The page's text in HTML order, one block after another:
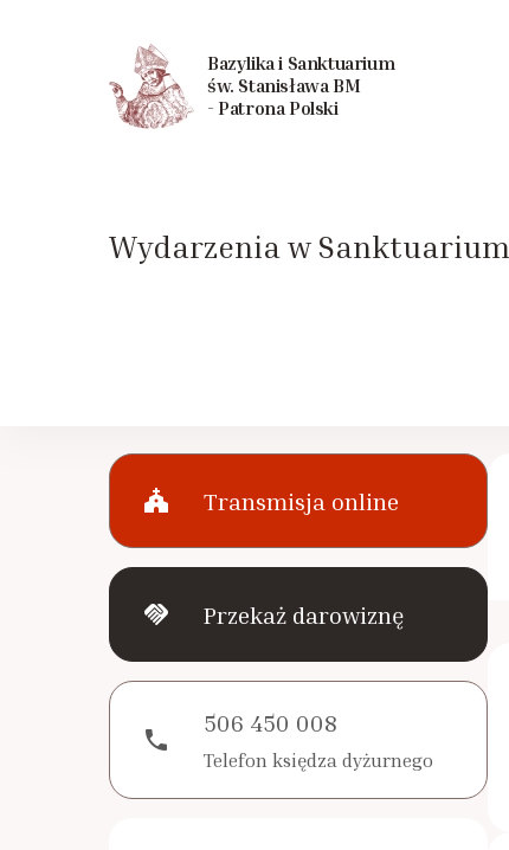
Bazylika i Sanktuarium
św. Stanisława BM
- Patrona Polski
Wydarzenia w Sanktuarium
church Transmisja online
handshake Przekaż darowiznę
phone
506 450 008
Telefon księdza dyżurnego